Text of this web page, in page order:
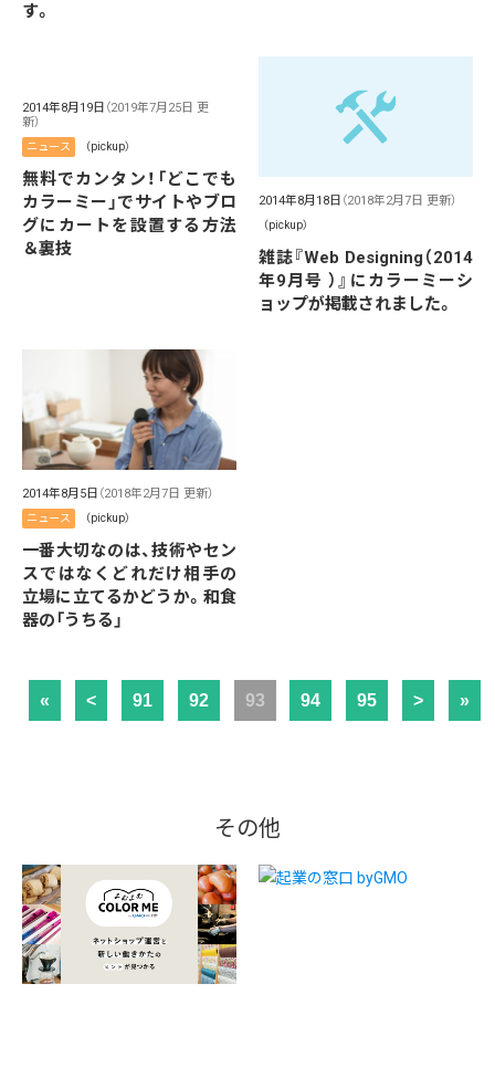
す。
2014年8月19日 （2019年7月25日 更
新）
ニュース （pickup）
無料でカンタン！「どこでも
カラーミー」でサイトやブロ
グにカートを設置する方法
＆裏技
2014年8月18日 （2018年2月7日 更新）
（pickup）
雑誌『Web Designing（2014
年9月号 ）』にカラーミーシ
ョップが掲載されました。
2014年8月5日 （2018年2月7日 更新）
ニュース （pickup）
一番大切なのは、技術やセン
スではなくどれだけ相手の
立場に立てるかどうか。和食
器の「うちる」
« < 91 92 93 94 95 > »
その他